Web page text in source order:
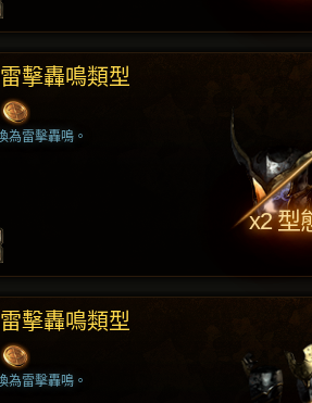
擊轟鳴類型
為雷擊轟鳴。
x2 型
擊轟鳴類型
為雷擊轟鳴。